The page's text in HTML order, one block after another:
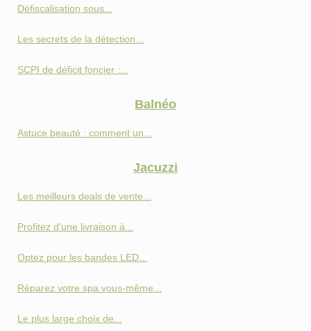
Défiscalisation sous...
Les secrets de la détection...
SCPI de déficit foncier :...
Balnéo
Astuce beauté : comment un...
Jacuzzi
Les meilleurs deals de vente...
Profitez d'une livraison à...
Optez pour les bandes LED...
Réparez votre spa vous-même...
Le plus large choix de...